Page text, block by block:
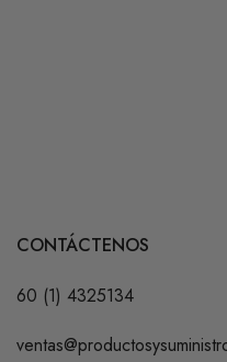
CONTÁCTENOS
60 (1) 4325134